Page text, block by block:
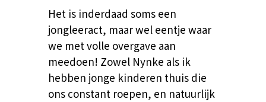
Het is inderdaad soms een
jongleeract, maar wel eentje waar
we met volle overgave aan
meedoen! Zowel Nynke als ik
hebben jonge kinderen thuis die
ons constant roepen, en natuurlijk